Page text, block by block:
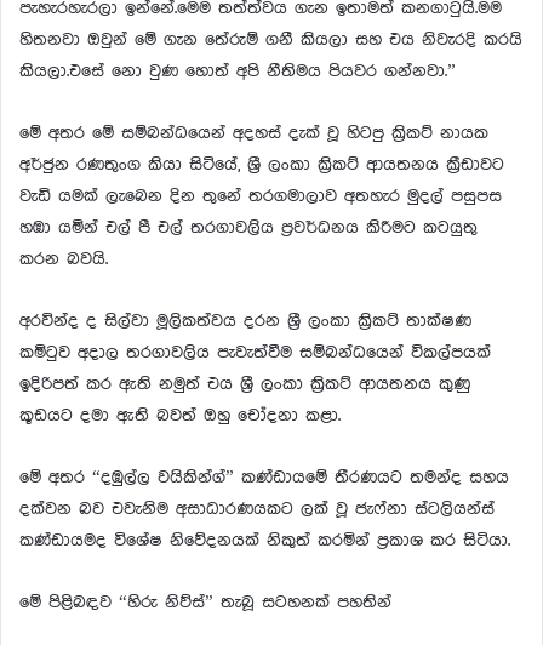
පැහැරහැරලා ඉන්නේ.මෙම තත්ත්වය ගැන ඉතාමත් කනගාටුයි.මම
හිතනවා ඔවුන් මේ ගැන තේරුම් ගනී කියලා සහ එය නිවැරදි කරයි
කියලා.එසේ නො වුණ හොත් අපි නීතිමය පියවර ගන්නවා.”
මේ අතර මේ සම්බන්ධයෙන් අදහස් දැක් වූ හිටපු ක්‍රිකට් නායක
අර්ජුන රණතුංග කියා සිටියේ, ශ්‍රී ලංකා ක්‍රිකට් ආයතනය ක්‍රීඩාවට
වැඩි යමක් ලැබෙන දින තුනේ තරගමාලාව අතහැර මුදල් පසුපස
හඹා යමින් එල් පී එල් තරගාවලිය ප්‍රවර්ධනය කිරීමට කටයුතු
කරන බවයි.
අරවින්ද ද සිල්වා මූලිකත්වය දරන ශ්‍රී ලංකා ක්‍රිකට් තාක්ෂණ
කමිටුව අදාල තරගාවලිය පැවැත්වීම සම්බන්ධයෙන් විකල්පයක්
ඉදිරිපත් කර ඇති නමුත් එය ශ්‍රී ලංකා ක්‍රිකට් ආයතනය කුණු
කූඩයට දමා ඇති බවත් ඔහු චෝදනා කළා.
මේ අතර “දඹුල්ල වයිකින්ග්” කණ්ඩායමේ තීරණයට තමන්ද සහය
දක්වන බව එවැනිම අසාධාරණයකට ලක් වූ ජැෆ්නා ස්ටලියන්ස්
කණ්ඩායමද විශේෂ නිවේදනයක් නිකුත් කරමින් ප්‍රකාශ කර සිටියා.
මේ පිළිබඳව “හිරු නිව්ස්” තැබූ සටහනක් පහතින්